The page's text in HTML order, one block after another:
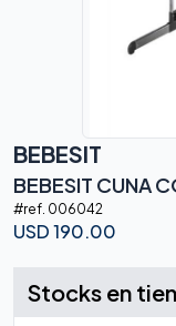
BEBESIT
BEBESIT CUNA
#ref. 006042
USD190.00
Stocks en